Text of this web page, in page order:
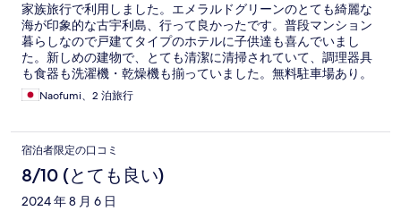
家族旅行で利用しました。エメラルドグリーンのとても綺麗な
海が印象的な古宇利島、行って良かったです。普段マンション
暮らしなので戸建てタイプのホテルに子供達も喜んでいまし
た。新しめの建物で、とても清潔に清掃されていて、調理器具
も食器も洗濯機・乾燥機も揃っていました。無料駐車場あり。
スタッフさんも印象良し。古宇利ビーチまで車で５分ほど、ハ
ートロックまで徒歩１０分ちょいなのも良かったです。調味料
でしたが、良心的な宿泊費を考えると許容範囲内かなと。バー
ベキュースペースもありオススメの宿です。
Naofumi、2 泊旅行
宿泊者限定の口コミ
8/10 (とても良い)
2024 年 8 月 6 日